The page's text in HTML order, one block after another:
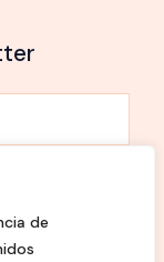
de
privacidad